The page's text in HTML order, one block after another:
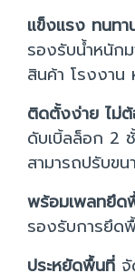
แข็งแรง ทนทา
รองรับน้ำหนัก
สินค้า โรงงาน
ติดตั้งง่าย ไม่
ดับเบิ้ลล็อก 2
สามารถปรับข
พร้อมเพลทยึด
รองรับการยึด
ประหยัดพื้นที่